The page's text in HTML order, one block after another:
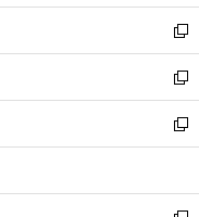
開
く
ウ
で
開
く
ン
ド
ウ
で
開
く
ウ
ィ
ン
ド
ウ
で
開
し
い
ウ
ィ
ン
ド
ウ
開
新
し
い
ウ
ィ
ン
ウ
新
し
い
ウ
ン
新
し
ウ